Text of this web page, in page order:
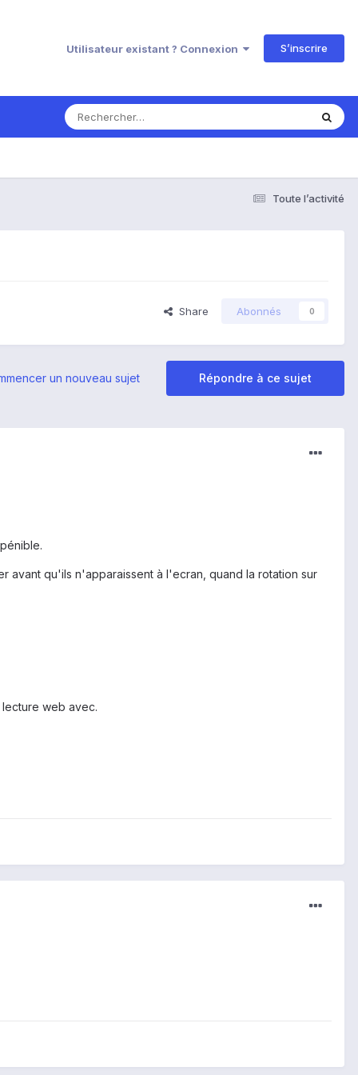
Utilisateur existant ? Connexion S’inscrire
Toute l’activité
Share Abonnés 0
Répondre à ce sujet
un nouveau sujet
avant qu'ils n'apparaissent à l'ecran, quand la rotation sur
web avec.